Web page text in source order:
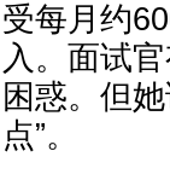
受每月约
入。面试
困惑。但
点”。